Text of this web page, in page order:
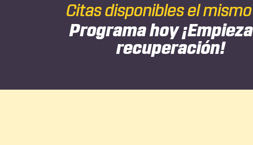
Citas disponibles el
Programa hoy
recuperación!